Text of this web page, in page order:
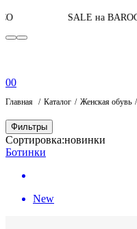
SALE на BAROCCOSALE
00
Главная Каталог Женская обувь
Фильтры
Сортировка:новинки
Ботинки
New